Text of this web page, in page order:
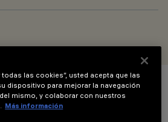
las cookies”, usted acepta que las
dispositivo para mejorar la navegación
mismo, y colaborar con nuestros
Más información